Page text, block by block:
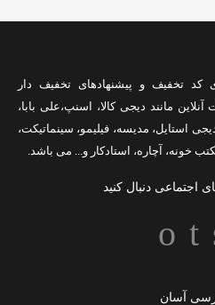
کد تخفیف و پیشنهادهای تخفیف دار
مانند دیجی کالا، اسنپ،علی بابا،
استایل، مدیسه، فیلیمو، سینماتیکت،
خونه، آچاره، استادکار و... می باشد.
اجتماعی دنبال کنید
آسان